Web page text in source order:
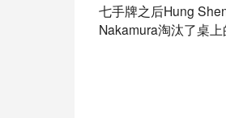
七手牌之后Hung
Nakamura淘汰了桌上